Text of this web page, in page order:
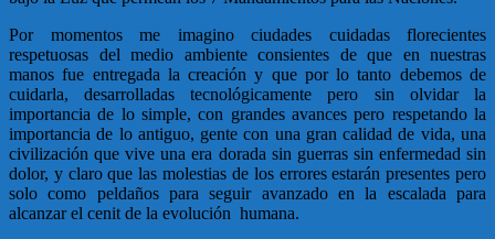
Por momentos me imagino ciudades cuidadas florecientes
respetuosas del medio ambiente consientes de que en nuestras
manos fue entregada la creación y que por lo tanto debemos de
cuidarla, desarrolladas tecnológicamente pero sin olvidar la
importancia de lo simple, con grandes avances pero respetando la
importancia de lo antiguo, gente con una gran calidad de vida, una
civilización que vive una era dorada sin guerras sin enfermedad sin
dolor, y claro que las molestias de los errores estarán presentes pero
solo como peldaños para seguir avanzado en la escalada para
alcanzar el cenit de la evolución humana.